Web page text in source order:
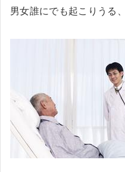
男女誰にでも起こりうる